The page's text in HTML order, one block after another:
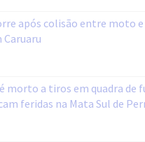
após colisão entre moto e
Caruaru
morto a tiros em quadra de
feridas na Mata Sul de